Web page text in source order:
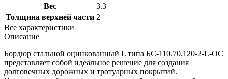
Вес
3.3
Толщина верхней части 2
Все характеристики
Описание
Бордюр стальной оцинкованный L типа БС-110.70.120-2-L-ОС
представляет собой идеальное решение для создания
долговечных дорожных и тротуарных покрытий.